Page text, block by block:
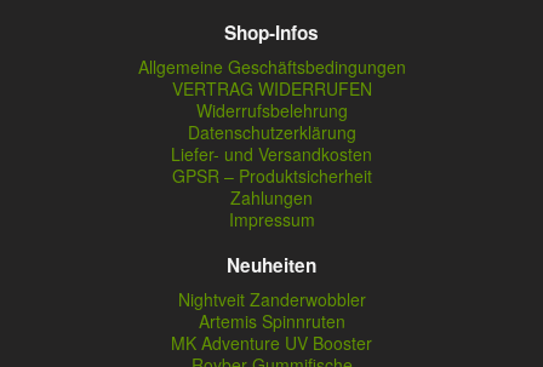
Shop-Infos
Allgemeine Geschäftsbedingungen
VERTRAG WIDERRUFEN
Widerrufsbelehrung
Datenschutzerklärung
Liefer- und Versandkosten
GPSR – Produktsicherheit
Zahlungen
Impressum
Neuheiten
Nightveit Zanderwobbler
Artemis Spinnruten
MK Adventure UV Booster